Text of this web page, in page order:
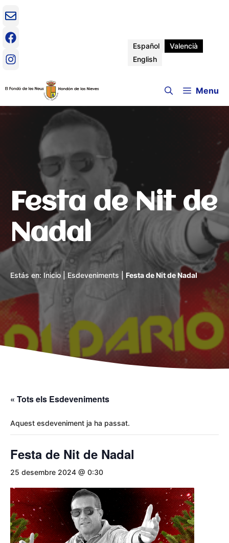
Vés
contingut
Español
Valencià
English
Menu
Festa de Nit de
Nadal
Estás en: Inicio Esdeveniments Festa de Nit de Nadal
« Tots els Esdeveniments
Aquest esdeveniment ja ha passat.
Festa de Nit de Nadal
25 desembre 2024 @ 0:30